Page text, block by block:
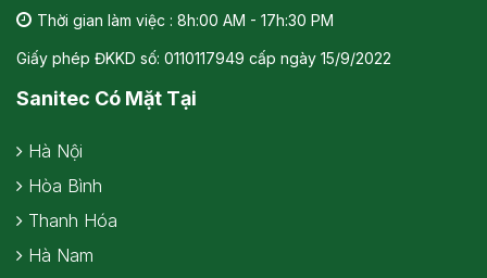
Thời gian làm việc : 8h:00 AM - 17h:30 PM
Giấy phép ĐKKD số: 0110117949 cấp ngày 15/9/2022
Sanitec Có Mặt Tại
Hà Nội
Hòa Bình
Thanh Hóa
Hà Nam